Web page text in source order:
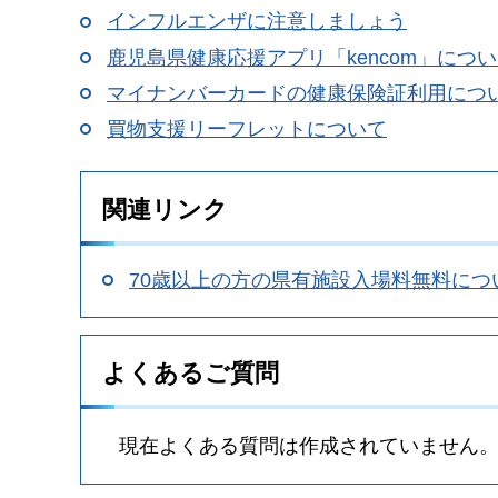
インフルエンザに注意しましょう
鹿児島県健康応援アプリ「kencom」につ
マイナンバーカードの健康保険証利用につ
買物支援リーフレットについて
関連リンク
70歳以上の方の県有施設入場料無料につ
よくあるご質問
現在よくある質問は作成されていません。